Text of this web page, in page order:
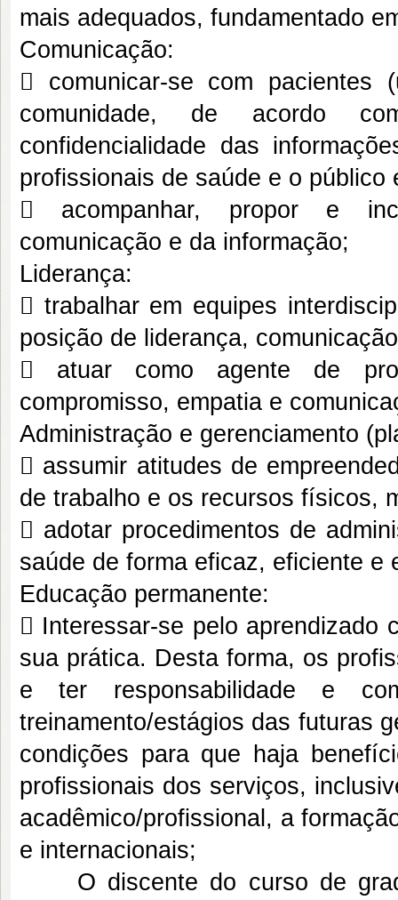
mais adequados, fundamentado
Comunicação:
 comunicar-se com pacientes
comunidade, de acordo
confidencialidade das
profissionais de saúde e o público
 acompanhar, propor e
comunicação e da informação;
Liderança:
 trabalhar em equipes
posição de liderança,
 atuar como agente de
compromisso, empatia e
Administração e gerenciamento
 assumir atitudes de
de trabalho e os recursos físicos,
 adotar procedimentos de
saúde de forma eficaz, eficiente e
Educação permanente:
 Interessar-se pelo aprendizado
sua prática. Desta forma, os
e ter responsabilidade e
treinamento/estágios das futuras
condições para que haja
profissionais dos serviços,
acadêmico/profissional, a
e internacionais;
O discente do curso de